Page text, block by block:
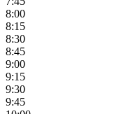
8:00
8:15
8:30
8:45
9:00
9:15
9:30
9:45